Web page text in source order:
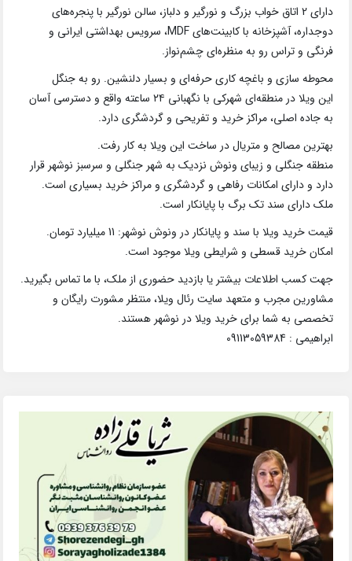
دارای 2 اتاق خواب بزرگ و نورگیر و دلباز، سالن نورگیر با پنجره‌های
دوجداره، آشپزخانه با کابینت‌های MDF، سرویس بهداشتی ایرانی و
فرنگی و تراس رو به منظره‌ای چشم‌نواز.
محوطه سازی و باغچه کاری حرفه‌ای و بسیار دلنشین. رو به جنگل
این ویلا در منطقه‌ای شهرکی با نگهبانی ۲۴ ساعته واقع و دسترسی آسان
به جاده اصلی، مراکز خرید و تفریحی و گردشگری دارد.
بهترین مصالح و متریال در ساخت این ویلا به کار رفت.
منطقه جنگلی و زیبای ونوش نزدیک به شهر جنگلی و سرسبز نوشهر قرار
دارد و دارای امکانات رفاهی و گردشگری و مراکز خرید بسیاری است.
ملک دارای سند تک برگ با پایانکار است.
قیمت خرید ویلا با سند و پایانکار در ونوش نوشهر: 11 میلیارد تومان.
امکان خرید قسطی و شرایطی ویلا موجود است.
جهت کسب اطلاعات بیشتر یا بازدید حضوری از ملک، با ما تماس بگیرید.
مشاورین مجرب و متعهد سایت رئال ویلا، منتظر مشورت رایگان و
تخصصی به شما برای خرید ویلا در نوشهر هستند.
ابراهیمی : 09113059384